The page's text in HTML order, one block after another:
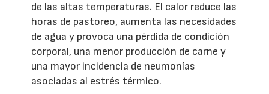
de las altas temperaturas. El calor reduce las
horas de pastoreo, aumenta las necesidades
de agua y provoca una pérdida de condición
corporal, una menor producción de carne y
una mayor incidencia de neumonías
asociadas al estrés térmico.